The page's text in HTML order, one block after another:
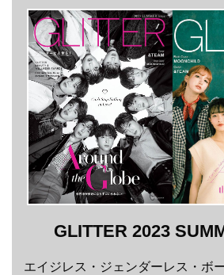
GLITTER 2023
エイジレス・ジェンダーレス・ボ